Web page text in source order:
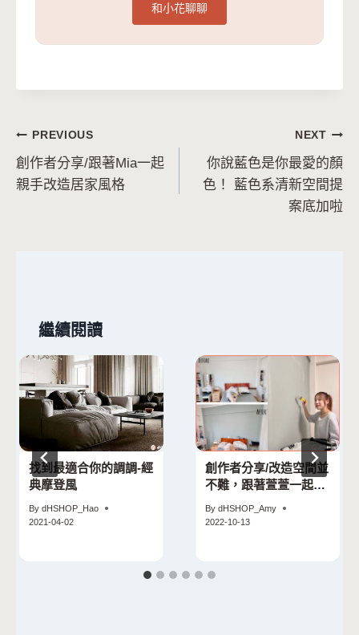
和小花聊聊
文
章
PREVIOUS
創作者分享/跟著Mia一起
親手改造居家風格
NEXT
你說藍色是你最愛的顏
色！ 藍色系清新空間提
案底加啦
繼續閱讀
找到最適合你的調調-經
典摩登風
By dHSHOP_Hao
2021-04-02
創作者分享/改造空間並
不難，跟著萱萱一起，
By dHSHOP_Amy
2022-10-13